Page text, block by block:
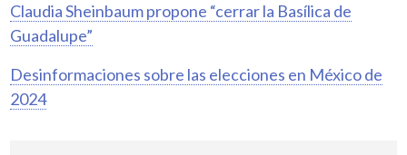
Claudia Sheinbaum propone “cerrar la Basílica de
Guadalupe”
Desinformaciones sobre las elecciones en México de
2024